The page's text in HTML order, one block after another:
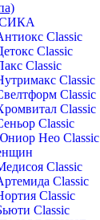
Classic
Classic
Classic
Classic
Classic
Classic
Classic
Нео Classic
Classic
Classic
Classic
Classic